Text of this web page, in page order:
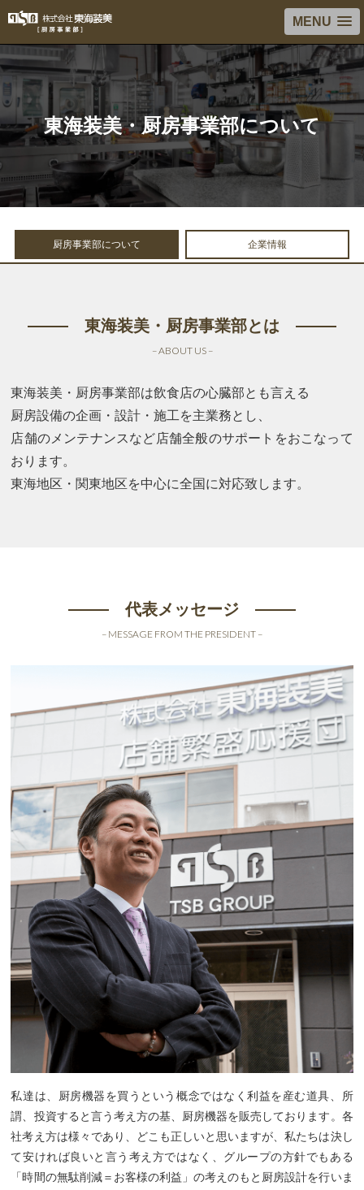
MENU
東海装美・厨房事業部について
厨房事業部について 企業情報
東海装美・厨房事業部とは
– ABOUT US –
東海装美・厨房事業部は飲食店の心臓部とも言える
厨房設備の企画・設計・施工を主業務とし、
店舗のメンテナンスなど店舗全般のサポートをおこなって
おります。
東海地区・関東地区を中心に全国に対応致します。
代表メッセージ
– MESSAGE FROM THE PRESIDENT –
私達は、厨房機器を買うという概念ではなく利益を産む道具、所
謂、投資すると言う考え方の基、厨房機器を販売しております。各
社考え方は様々であり、どこも正しいと思いますが、私たちは決し
て安ければ良いと言う考え方ではなく、グループの方針でもある
「時間の無駄削減＝お客様の利益」の考えのもと厨房設計を行いま